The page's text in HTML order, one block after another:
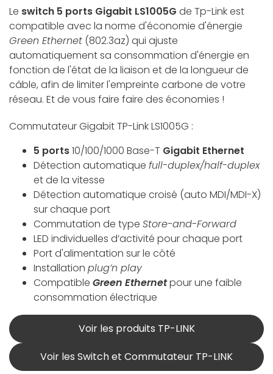
Le switch 5 ports Gigabit LS1005G de Tp-Link est
compatible avec la norme d'économie d'énergie
Green Ethernet (802.3az) qui ajuste
automatiquement sa consommation d'énergie en
fonction de l'état de la liaison et de la longueur de
câble, afin de limiter l'empreinte carbone de votre
réseau. Et de vous faire faire des économies !
Commutateur Gigabit TP-Link LS1005G :
5 ports10/100/1000 Base-T Gigabit Ethernet
Détection automatique full-duplex/half-duplex
et de la vitesse
Détection automatique croisé (auto MDI/MDI-X)
sur chaque port
Commutation de type Store-and-Forward
LED individuelles d’activité pour chaque port
Port d'alimentation sur le côté
Installation plug’n play
Compatible Green Ethernetpour une faible
consommation électrique
Voir les produits TP-LINK
Voir les Switch et Commutateur TP-LINK